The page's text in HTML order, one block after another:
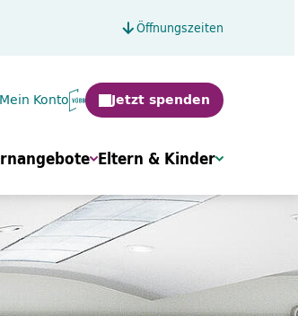
Öffnungszeiten
Mein Konto
Eltern & Kinder